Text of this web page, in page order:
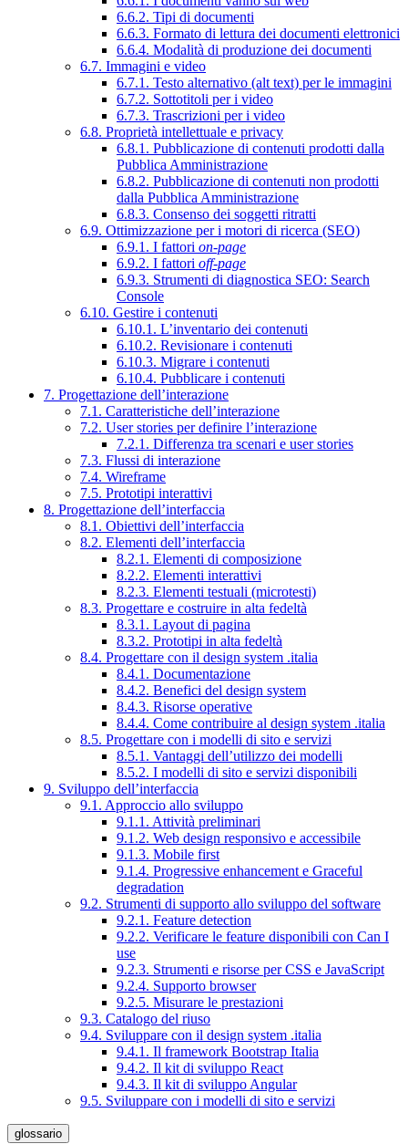
6.6.2. Tipi di documenti
6.6.3. Formato di lettura dei documenti elettronici
6.6.4. Modalità di produzione dei documenti
6.7. Immagini e video
6.7.1. Testo alternativo (alt text) per le immagini
6.7.2. Sottotitoli per i video
6.7.3. Trascrizioni per i video
6.8. Proprietà intellettuale e privacy
6.8.1. Pubblicazione di contenuti prodotti dalla
Pubblica Amministrazione
6.8.2. Pubblicazione di contenuti non prodotti
dalla Pubblica Amministrazione
6.8.3. Consenso dei soggetti ritratti
6.9. Ottimizzazione per i motori di ricerca (SEO)
6.9.1. I fattori on-page
6.9.2. I fattori off-page
6.9.3. Strumenti di diagnostica SEO: Search
Console
6.10. Gestire i contenuti
6.10.1. L’inventario dei contenuti
6.10.2. Revisionare i contenuti
6.10.3. Migrare i contenuti
6.10.4. Pubblicare i contenuti
7. Progettazione dell’interazione
7.1. Caratteristiche dell’interazione
7.2. User stories per definire l’interazione
7.2.1. Differenza tra scenari e user stories
7.3. Flussi di interazione
7.4. Wireframe
7.5. Prototipi interattivi
8. Progettazione dell’interfaccia
8.1. Obiettivi dell’interfaccia
8.2. Elementi dell’interfaccia
8.2.1. Elementi di composizione
8.2.2. Elementi interattivi
8.2.3. Elementi testuali (microtesti)
8.3. Progettare e costruire in alta fedeltà
8.3.1. Layout di pagina
8.3.2. Prototipi in alta fedeltà
8.4. Progettare con il design system .italia
8.4.1. Documentazione
8.4.2. Benefici del design system
8.4.3. Risorse operative
8.4.4. Come contribuire al design system .italia
8.5. Progettare con i modelli di sito e servizi
8.5.1. Vantaggi dell’utilizzo dei modelli
8.5.2. I modelli di sito e servizi disponibili
9. Sviluppo dell’interfaccia
9.1. Approccio allo sviluppo
9.1.1. Attività preliminari
9.1.2. Web design responsivo e accessibile
9.1.3. Mobile first
9.1.4. Progressive enhancement e Graceful
degradation
9.2. Strumenti di supporto allo sviluppo del software
9.2.1. Feature detection
9.2.2. Verificare le feature disponibili con Can I
use
9.2.3. Strumenti e risorse per CSS e JavaScript
9.2.4. Supporto browser
9.2.5. Misurare le prestazioni
9.3. Catalogo del riuso
9.4. Sviluppare con il design system .italia
9.4.1. Il framework Bootstrap Italia
9.4.2. Il kit di sviluppo React
9.4.3. Il kit di sviluppo Angular
9.5. Sviluppare con i modelli di sito e servizi
glossario